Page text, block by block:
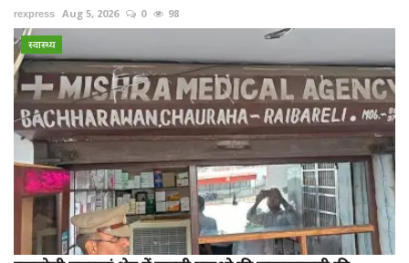
rexpress Aug 5, 2026 0 98
स्वास्थ्य